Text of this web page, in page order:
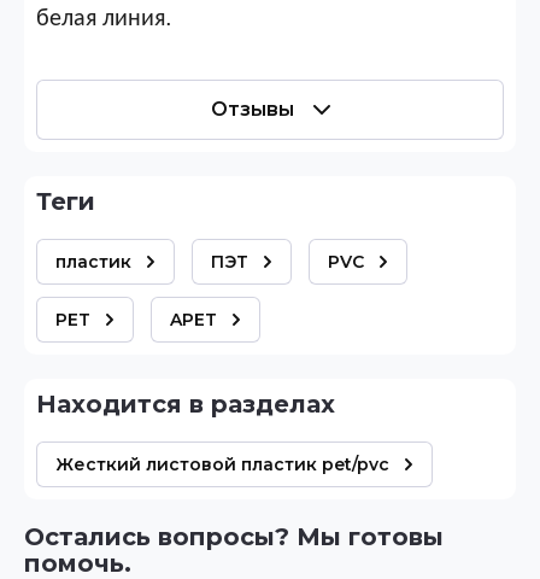
белая линия.
Отзывы
теги
пластик ПЭТ PVC
PET APET
Находится в разделах
Жесткий листовой пластик pet/pvc
Остались вопросы? Мы готовы
помочь.